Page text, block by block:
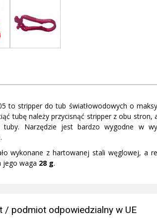
to stripper do tub światłowodowych o
tubę należy przycisnąć stripper z obu
tuby. Narzędzie jest bardzo wygodne w
wykonane z hartowanej stali węglowej, a
jego waga 28 g.
/ podmiot odpowiedzialny w UE